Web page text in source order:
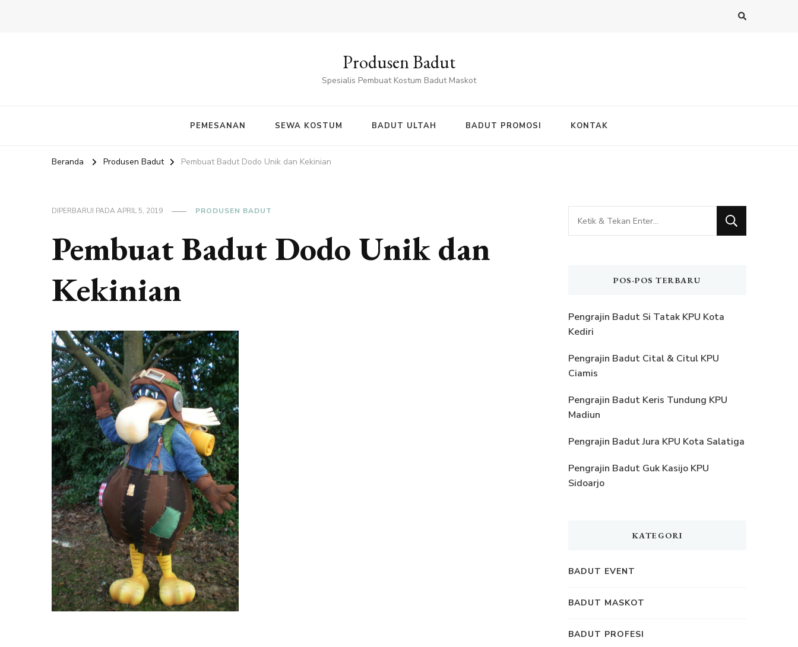
Produsen Badut
Spesialis Pembuat Kostum Badut Maskot
PEMESANAN SEWA KOSTUM BADUT ULTAH BADUT PROMOSI KONTAK
Beranda Produsen Badut Pembuat Badut Dodo Unik dan Kekinian
DIPERBARUI PADAAPRIL 5, 2019 PRODUSEN BADUT
Pembuat Badut Dodo Unik dan
Kekinian
Mencari
Sesuatu?
POS-POS TERBARU
Pengrajin Badut Si Tatak KPU Kota
Kediri
Pengrajin Badut Cital & Citul KPU
Ciamis
Pengrajin Badut Keris Tundung KPU
Madiun
Pengrajin Badut Jura KPU Kota Salatiga
Pengrajin Badut Guk Kasijo KPU
Sidoarjo
KATEGORI
BADUT EVENT
BADUT MASKOT
BADUT PROFESI